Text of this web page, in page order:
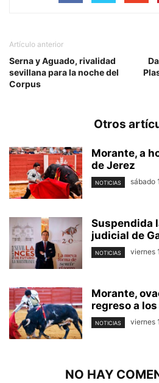
Artículo anterior
Serna y Aguado, rivalidad
sevillana para la noche del
Corpus
Otros
Morante, a
de Jerez
NOTICIAS sábado
Suspendida
judicial de
NOTICIAS viernes
Morante,
regreso a
NOTICIAS viernes
NO HAY